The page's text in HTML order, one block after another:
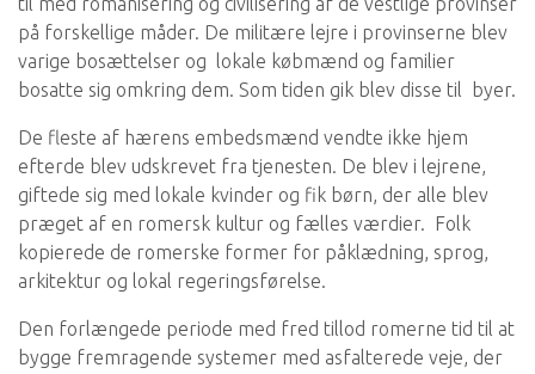
på forskellige måder. De militære lejre i provinserne blev
varige bosættelser og lokale købmænd og familier
bosatte sig omkring dem. Som tiden gik blev disse til byer.
De fleste af hærens embedsmænd vendte ikke hjem
efterde blev udskrevet fra tjenesten. De blev i lejrene,
giftede sig med lokale kvinder og fik børn, der alle blev
præget af en romersk kultur og fælles værdier. Folk
kopierede de romerske former for påklædning, sprog,
arkitektur og lokal regeringsførelse.
Den forlængede periode med fred tillod romerne tid til at
bygge fremragende systemer med asfalterede veje, der